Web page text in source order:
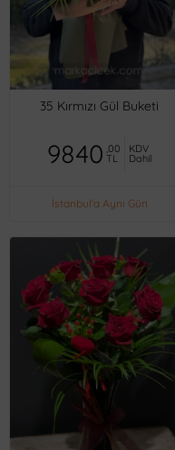
35 Kırmızı Gül Buketi
9840 ,00
TL
KDV
Dahil
İstanbul'a Aynı Gün